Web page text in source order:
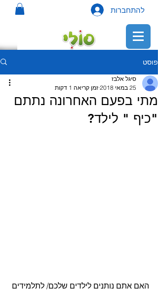
להתחברות
פוסט
מתי בפעם האחרונה נתתם
"כיף " לילד?
סיגל אלבז
25 במאי 2018
זמן קריאה 1 דקות
האם אתם נותנים לילדים שלכם/ לתלמידים